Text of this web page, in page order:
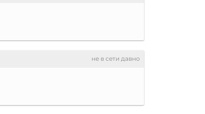
не в сети давно